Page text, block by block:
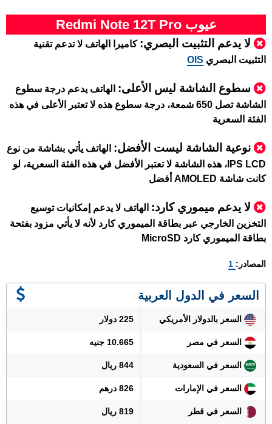
عيوب Redmi Note 12T Pro
لا يدعم التثبيت البصري: كاميرا الهاتف لا تدعم تقنية
التثبيت البصري OIS
سطوع الشاشة ليس الأعلى: الهاتف يدعم درجة سطوع
الشاشة تصل 650 شمعة، درجة سطوع هذه لا تعتبر الأعلى في هذه
الفئة السعرية
نوعية الشاشة ليست الأفضل: الهاتف يأتي بشاشة من نوع
IPS LCD، هذه الشاشة لا تعتبر الأفضل في هذه الفئة السعرية، لو
كانت شاشة AMOLED أفضل
لا يدعم ميموري كارد: الهاتف لا يدعم إمكانيات توسيع
التخزين الخارجي عبر بطاقة الميموري كارد لأنه لا يأتي مزود بفتحة
بطاقة الميموري كارد MicroSD
المصادر: 1
السعر في الدول العربية
السعر بالدولار الأمريكي 225 دولار
السعر في مصر 10.665 جنيه
السعر في السعودية 844 ريال
السعر في الإمارات 826 درهم
السعر في قطر 819 ريال